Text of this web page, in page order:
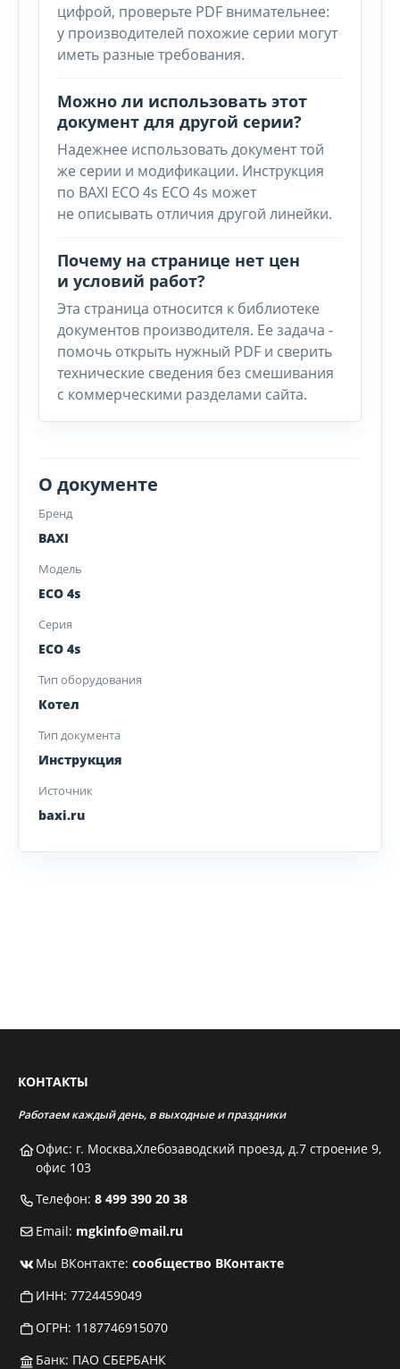
цифрой, проверьте PDF внимательнее:
у производителей похожие серии могут
иметь разные требования.
Можно ли использовать этот
документ для другой серии?
Надежнее использовать документ той
же серии и модификации. Инструкция
по BAXI ECO 4s ECO 4s может
не описывать отличия другой линейки.
Почему на странице нет цен
и условий работ?
Эта страница относится к библиотеке
документов производителя. Ее задача -
помочь открыть нужный PDF и сверить
технические сведения без смешивания
с коммерческими разделами сайта.
О документе
Бренд
BAXI
Модель
ECO 4s
Серия
ECO 4s
Тип оборудования
Котел
Тип документа
Инструкция
Источник
baxi.ru
КОНТАКТЫ
Работаем каждый день, в выходные и праздники
Офис: г. Москва,Хлебозаводский проезд, д.7 строение 9,
офис 103
Телефон: 8 499 390 20 38
Email: mgkinfo@mail.ru
Мы ВКонтакте: сообщество ВКонтакте
ИНН: 7724459049
ОГРН: 1187746915070
Банк: ПАО СБЕРБАНК